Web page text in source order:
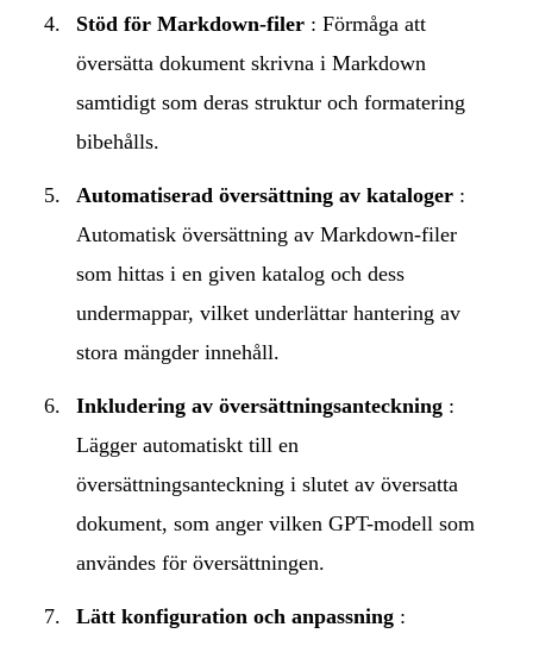
Stöd för Markdown-filer : Förmåga att
översätta dokument skrivna i Markdown
samtidigt som deras struktur och formatering
bibehålls.
Automatiserad översättning av kataloger :
Automatisk översättning av Markdown-filer
som hittas i en given katalog och dess
undermappar, vilket underlättar hantering av
stora mängder innehåll.
Inkludering av översättningsanteckning :
Lägger automatiskt till en
översättningsanteckning i slutet av översatta
dokument, som anger vilken GPT-modell som
användes för översättningen.
Lätt konfiguration och anpassning :